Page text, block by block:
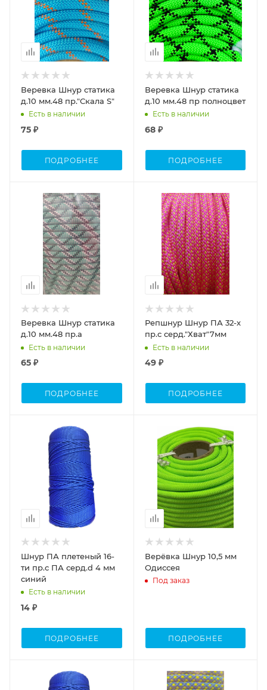
Веревка Шнур статика
д.10 мм.48 пр."Скала S"
Есть в наличии
75 ₽
ПОДРОБНЕЕ
Веревка Шнур статика
д.10 мм.48 пр полноцвет
Есть в наличии
68 ₽
ПОДРОБНЕЕ
Веревка Шнур статика
д.10 мм.48 пр.а
Есть в наличии
65 ₽
ПОДРОБНЕЕ
Репшнур Шнур ПА 32-х
пр.с серд."Хват"7мм
Есть в наличии
49 ₽
ПОДРОБНЕЕ
Шнур ПА плетеный 16-
ти пр.с ПА серд.d 4 мм
синий
Есть в наличии
14 ₽
ПОДРОБНЕЕ
Верёвка Шнур 10,5 мм
Одиссея
Под заказ
ПОДРОБНЕЕ